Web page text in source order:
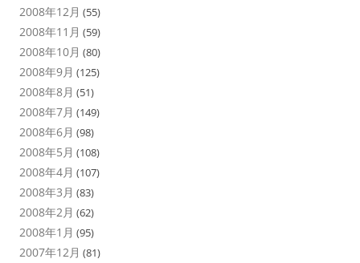
2008年12月 (55)
2008年11月 (59)
2008年10月 (80)
2008年9月 (125)
2008年8月 (51)
2008年7月 (149)
2008年6月 (98)
2008年5月 (108)
2008年4月 (107)
2008年3月 (83)
2008年2月 (62)
2008年1月 (95)
2007年12月 (81)